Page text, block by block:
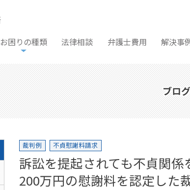
お困りの種類 法律相談 弁護士費用 解決事
ブログ
裁判例
不貞慰謝料請求
訴訟を提起されても不貞関係
200万円の慰謝料を認定した